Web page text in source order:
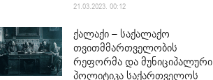
21.03.2023. 00:12
ქალაქი – საქალაქო
თვითმმართველობის
რეფორმა და მუნიციპალური
პოლიტიკა საქართველოს